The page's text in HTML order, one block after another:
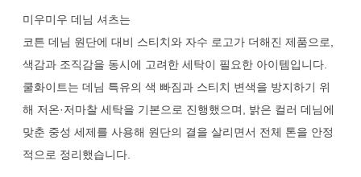
미우미우 데님 셔츠는
코튼 데님 원단에 대비 스티치와 자수 로고가 더해진 제품으로,
색감과 조직감을 동시에 고려한 세탁이 필요한 아이템입니다.
쿨화이트는 데님 특유의 색 빠짐과 스티치 변색을 방지하기 위
해 저온·저마찰 세탁을 기본으로 진행했으며, 밝은 컬러 데님에
맞춘 중성 세제를 사용해 원단의 결을 살리면서 전체 톤을 안정
적으로 정리했습니다.